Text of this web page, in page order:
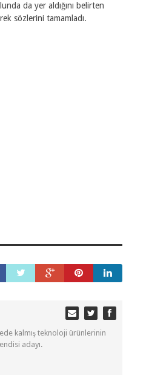
da yer aldığını belirten
sözlerini tamamladı.
kalmış teknoloji ürünlerinin
adayı.